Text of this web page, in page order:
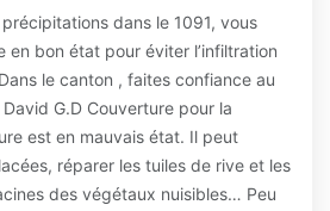
dans le 1091, vous
en bon état pour éviter l’infiltration
le canton , faites confiance au
David G.D Couverture pour la
est en mauvais état. Il peut
réparer les tuiles de rive et les
des végétaux nuisibles… Peu